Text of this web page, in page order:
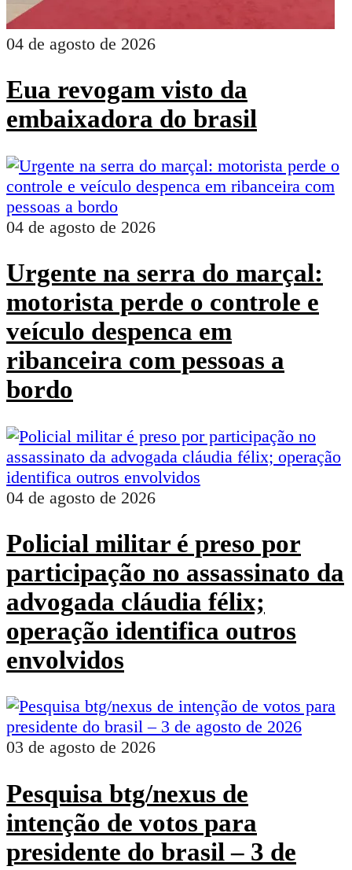
04 de agosto de 2026
Eua revogam visto da
embaixadora do brasil
04 de agosto de 2026
Urgente na serra do marçal:
motorista perde o controle e
veículo despenca em
ribanceira com pessoas a
bordo
04 de agosto de 2026
Policial militar é preso por
participação no assassinato da
advogada cláudia félix;
operação identifica outros
envolvidos
03 de agosto de 2026
Pesquisa btg/nexus de
intenção de votos para
presidente do brasil – 3 de